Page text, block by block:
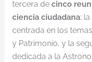
tercera de cinco
ciencia ciudadana;
centrada en los
y Patrimonio, y la
dedicada a la